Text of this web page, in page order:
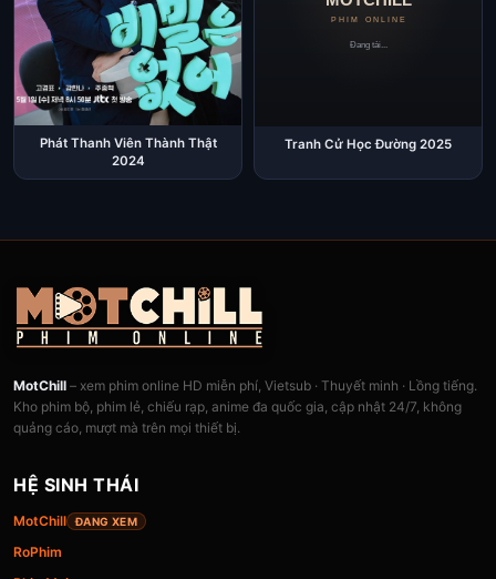
Phát Thanh Viên Thành Thật
2024
Tranh Cử Học Đường 2025
MotChill – xem phim online HD miễn phí, Vietsub · Thuyết minh · Lồng tiếng.
Kho phim bộ, phim lẻ, chiếu rạp, anime đa quốc gia, cập nhật 24/7, không
quảng cáo, mượt mà trên mọi thiết bị.
HỆ SINH THÁI
MotChill ĐANG XEM
RoPhim